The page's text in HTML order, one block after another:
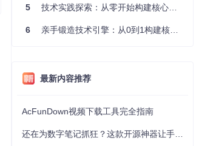
5 技术实践探索：从零开始构建核心系统的实践指南
6 亲手锻造技术引擎：从0到1构建核心系统的实践指南
最新内容推荐
AcFunDown视频下载工具完全指南